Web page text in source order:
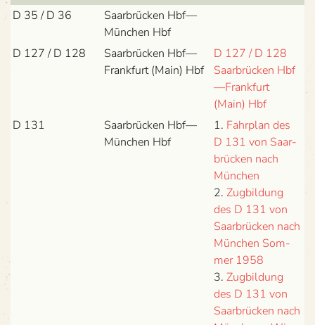
D 35 / D 36
Saar­brü­cken Hbf—
München Hbf
D 127 / D 128
Saar­brü­cken Hbf—
Frankfurt (Main) Hbf
D 127 / D 128
Saar­brü­cken Hbf
—Frankfurt
(Main) Hbf
D 131
Saar­brü­cken Hbf—
München Hbf
1. Fahr­plan des
D 131 von Saar­
brü­cken nach
Mün­chen
2. Zug­bil­dung
des D 131 von
Saar­brü­cken nach
Mün­chen Som­
mer 1958
3. Zug­bil­dung
des D 131 von
Saar­brü­cken nach